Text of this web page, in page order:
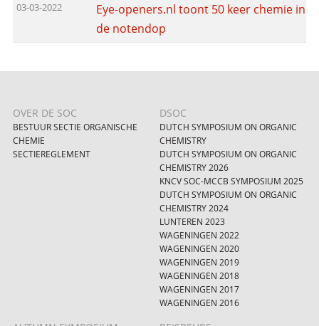
03-03-2022
Eye-openers.nl toont 50 keer chemie in
de notendop
OVER DE SOC
BESTUUR SECTIE ORGANISCHE
CHEMIE
SECTIEREGLEMENT
DSOC
DUTCH SYMPOSIUM ON ORGANIC
CHEMISTRY
DUTCH SYMPOSIUM ON ORGANIC
CHEMISTRY 2026
KNCV SOC-MCCB SYMPOSIUM 2025
DUTCH SYMPOSIUM ON ORGANIC
CHEMISTRY 2024
LUNTEREN 2023
WAGENINGEN 2022
WAGENINGEN 2020
WAGENINGEN 2019
WAGENINGEN 2018
WAGENINGEN 2017
WAGENINGEN 2016